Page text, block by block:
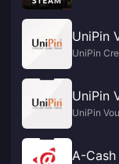
UniPin
UniPin
UniPin
UniPin
A-Cash